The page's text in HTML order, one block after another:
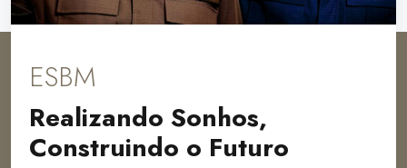
ESBM
Realizando Sonhos,
Construindo o Futuro